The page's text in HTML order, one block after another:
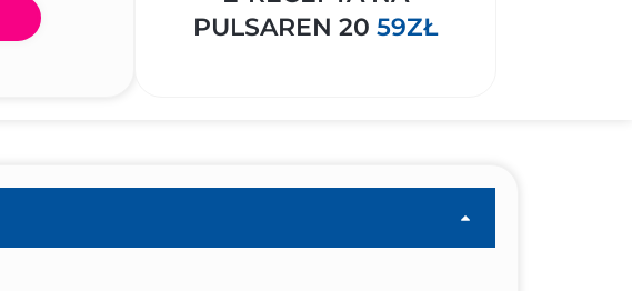
PULSAREN 20 59ZŁ